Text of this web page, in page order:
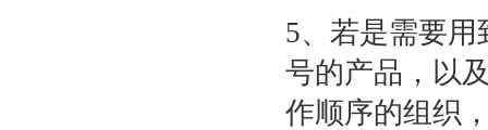
5、若是需要
号的产品，以
作顺序的组织